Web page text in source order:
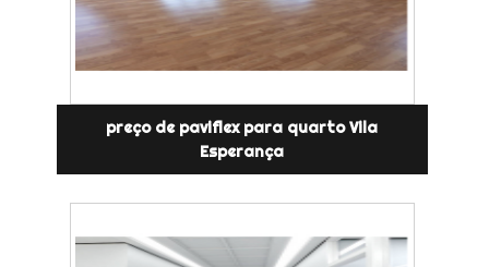
preço de paviflex para quarto Vila
Esperança